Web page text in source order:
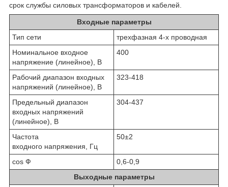
срок службы силовых трансформаторов и кабелей.
Входные параметры
Тип сети
трехфазная 4-х проводная
Номинальное входное
напряжение (линейное), В
400
Рабочий диапазон входных
напряжений (линейное), В
323-418
Предельный диапазон
входных напряжений
(линейное), В
304-437
Частота
входного напряжения, Гц
50±2
cos Ф
0,6-0,9
Выходные параметры